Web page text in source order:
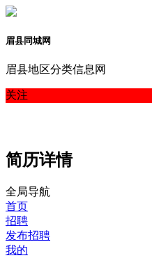
眉县同城网
眉县地区分类信息网
关注
简历详情
全局导航
首页
招聘
发布招聘
我的